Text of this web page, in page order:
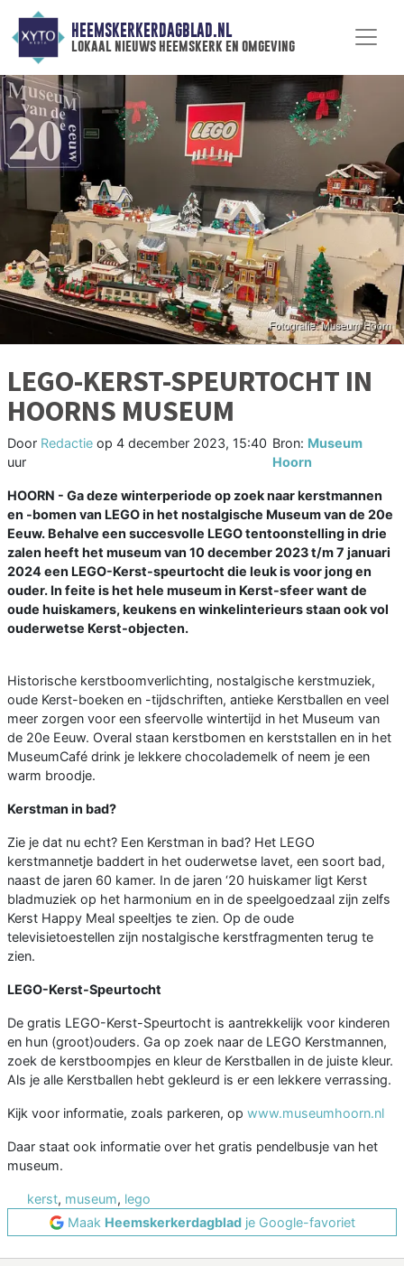
HEEMSKERKERDAGBLAD.NL
lokaal nieuws heemskerk en omgeving
LEGO-KERST-SPEURTOCHT IN
HOORNS MUSEUM
Door Redactie op 4 december 2023, 15:40
uur
Bron: Museum
Hoorn
HOORN - Ga deze winterperiode op zoek naar kerstmannen
en -bomen van LEGO in het nostalgische Museum van de 20e
Eeuw. Behalve een succesvolle LEGO tentoonstelling in drie
zalen heeft het museum van 10 december 2023 t/m 7 januari
2024 een LEGO-Kerst-speurtocht die leuk is voor jong en
ouder. In feite is het hele museum in Kerst-sfeer want de
oude huiskamers, keukens en winkelinterieurs staan ook vol
ouderwetse Kerst-objecten.
Historische kerstboomverlichting, nostalgische kerstmuziek,
oude Kerst-boeken en -tijdschriften, antieke Kerstballen en veel
meer zorgen voor een sfeervolle wintertijd in het Museum van
de 20e Eeuw. Overal staan kerstbomen en kerststallen en in het
MuseumCafé drink je lekkere chocolademelk of neem je een
warm broodje.
Kerstman in bad?
Zie je dat nu echt? Een Kerstman in bad? Het LEGO
kerstmannetje baddert in het ouderwetse lavet, een soort bad,
naast de jaren 60 kamer. In de jaren ‘20 huiskamer ligt Kerst
bladmuziek op het harmonium en in de speelgoedzaal zijn zelfs
Kerst Happy Meal speeltjes te zien. Op de oude
televisietoestellen zijn nostalgische kerstfragmenten terug te
zien.
LEGO-Kerst-Speurtocht
De gratis LEGO-Kerst-Speurtocht is aantrekkelijk voor kinderen
en hun (groot)ouders. Ga op zoek naar de LEGO Kerstmannen,
zoek de kerstboompjes en kleur de Kerstballen in de juiste kleur.
Als je alle Kerstballen hebt gekleurd is er een lekkere verrassing.
Kijk voor informatie, zoals parkeren, op www.museumhoorn.nl
Daar staat ook informatie over het gratis pendelbusje van het
museum.
kerst, museum, lego
Maak Heemskerkerdagbladje Google-favoriet